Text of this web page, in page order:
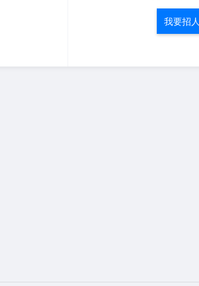
我要招人